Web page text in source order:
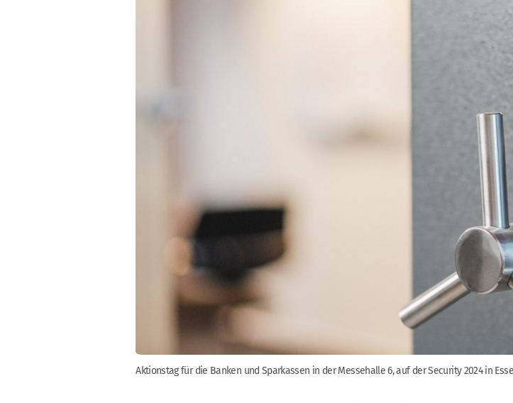
Aktionstag für die Banken und Sparkassen in der Messehalle 6, auf der Security 2024 in